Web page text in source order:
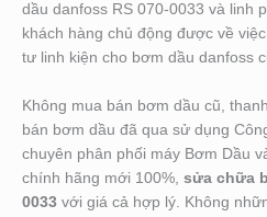
dầu danfoss RS 070-0033 và linh
khách hàng chủ động được về
tư linh kiện cho bơm dầu danfoss
Không mua bán bơm dầu cũ,
bán bơm dầu đã qua sử dụng
chuyên phân phối máy Bơm Dầu
chính hãng mới 100%, sửa chữa
0033 với giá cả hợp lý. Không